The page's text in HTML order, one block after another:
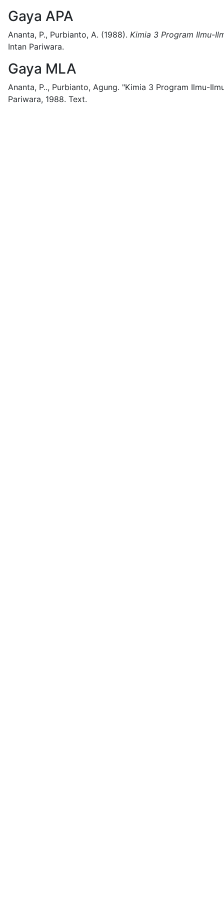
Gaya APA
Ananta, P., Purbianto, A. (1988). Kimia 3 Program Ilmu-
Intan Pariwara.
Gaya MLA
Ananta, P.., Purbianto, Agung. "Kimia 3 Program Ilmu-
Pariwara, 1988. Text.